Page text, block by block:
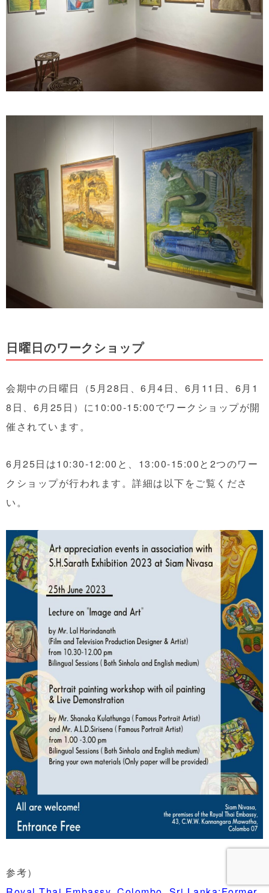
日曜日のワークショップ
会期中の日曜日（5月28日、6月4日、6月11日、6月1
8日、6月25日）に10:00-15:00でワークショップが開
催されています。
6月25日は10:30-12:00と、13:00-15:00と2つのワー
クショップが行われます。詳細は以下をご覧くださ
い。
参考）